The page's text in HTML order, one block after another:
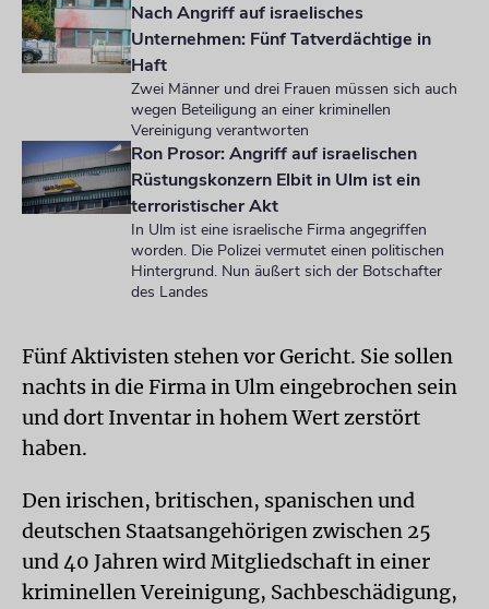
Nach Angriff auf israelisches
Unternehmen: Fünf Tatverdächtige in
Haft
Zwei Männer und drei Frauen müssen sich auch
wegen Beteiligung an einer kriminellen
Vereinigung verantworten
Ron Prosor: Angriff auf israelischen
Rüstungskonzern Elbit in Ulm ist ein
terroristischer Akt
In Ulm ist eine israelische Firma angegriffen
worden. Die Polizei vermutet einen politischen
Hintergrund. Nun äußert sich der Botschafter
des Landes
Fünf Aktivisten stehen vor Gericht. Sie sollen
nachts in die Firma in Ulm eingebrochen sein
und dort Inventar in hohem Wert zerstört
haben.
Den irischen, britischen, spanischen und
deutschen Staatsangehörigen zwischen 25
und 40 Jahren wird Mitgliedschaft in einer
kriminellen Vereinigung, Sachbeschädigung,